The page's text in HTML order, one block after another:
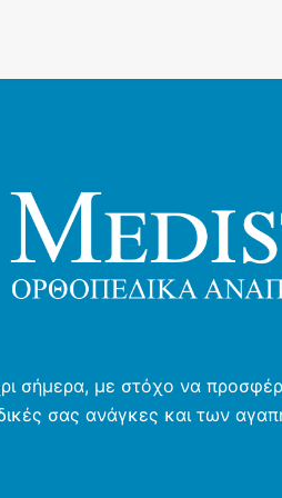
σήμερα, με στόχο να
σας ανάγκες και των